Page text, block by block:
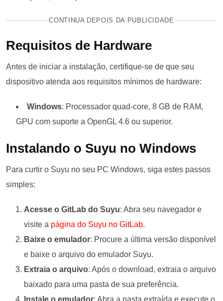
CONTINUA DEPOIS DA PUBLICIDADE
Requisitos de Hardware
Antes de iniciar a instalação, certifique-se de que seu
dispositivo atenda aos requisitos mínimos de hardware:
Windows: Processador quad-core, 8 GB de RAM,
GPU com suporte a OpenGL 4.6 ou superior.
Instalando o Suyu no Windows
Para curtir o Suyu no seu PC Windows, siga estes passos
simples:
Acesse o GitLab do Suyu: Abra seu navegador e
visite a página do Suyu no GitLab.
Baixe o emulador: Procure a última versão disponível
e baixe o arquivo do emulador Suyu.
Extraia o arquivo: Após o download, extraia o arquivo
baixado para uma pasta de sua preferência.
Instale o emulador: Abra a pasta extraída e execute o